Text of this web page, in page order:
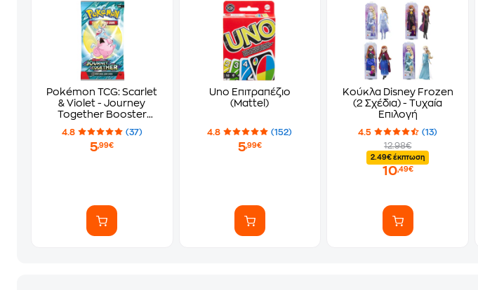
Pokémon TCG: Scarlet
& Violet - Journey
Together Booster
Blister
4.8 (37)
5,99€
Uno Επιτραπέζιο
(Mattel)
4.8 (152)
5,99€
Κούκλα Disney Frozen
(2 Σχέδια) - Τυχαία
Επιλογή
4.5
(13)
12.98€
2.49€ έκπτωση
10,49€